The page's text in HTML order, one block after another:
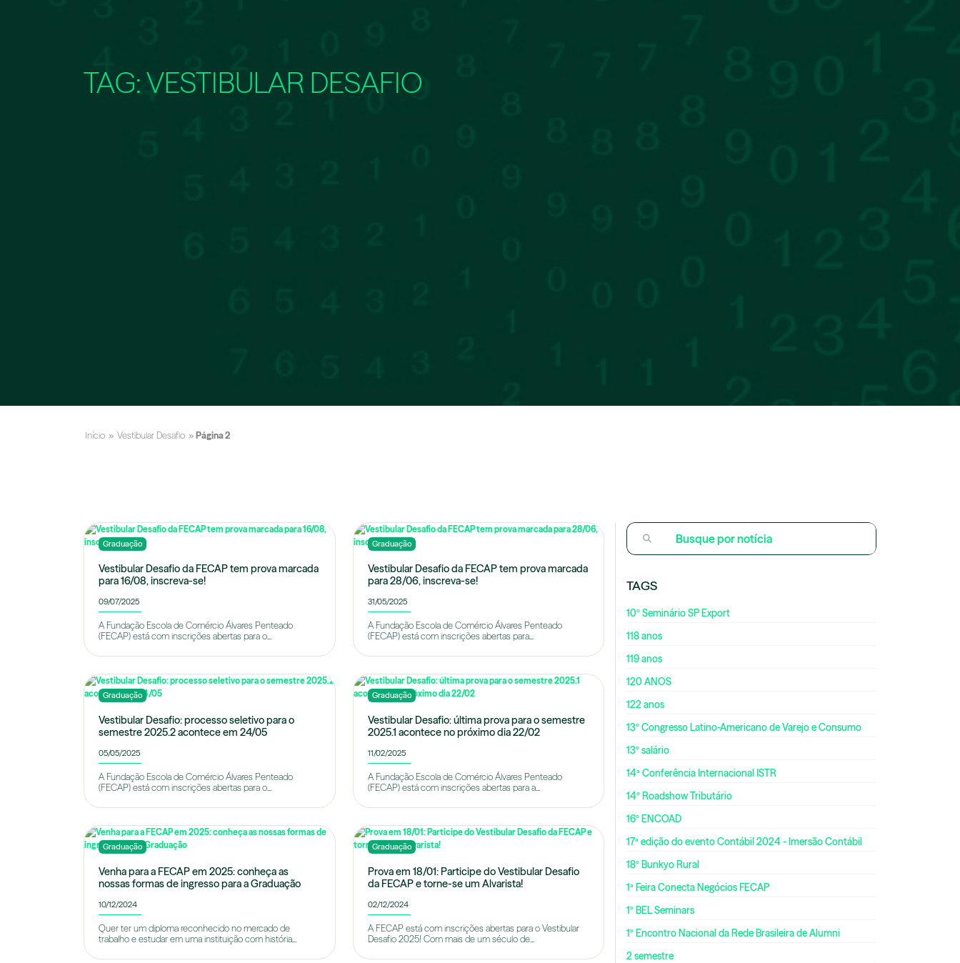
TAG:VESTIBULAR DESAFIO
Início » Vestibular Desafio » Página 2
Graduação
Vestibular Desafio da FECAP tem prova marcada
para 16/08, inscreva-se!
09/07/2025
A Fundação Escola de Comércio Álvares Penteado
(FECAP) está com inscrições abertas para o...
Graduação
Vestibular Desafio da FECAP tem prova marcada
para 28/06, inscreva-se!
31/05/2025
A Fundação Escola de Comércio Álvares Penteado
(FECAP) está com inscrições abertas para...
Graduação
Vestibular Desafio: processo seletivo para o
semestre 2025.2 acontece em 24/05
05/05/2025
A Fundação Escola de Comércio Álvares Penteado
(FECAP) está com inscrições abertas para o...
Graduação
Vestibular Desafio: última prova para o semestre
2025.1 acontece no próximo dia 22/02
11/02/2025
A Fundação Escola de Comércio Álvares Penteado
(FECAP) está com inscrições abertas para a...
Graduação
Venha para a FECAP em 2025: conheça as
nossas formas de ingresso para a Graduação
10/12/2024
Quer ter um diploma reconhecido no mercado de
trabalho e estudar em uma instituição com história...
Graduação
Prova em 18/01: Participe do Vestibular Desafio
da FECAP e torne-se um Alvarista!
02/12/2024
A FECAP está com inscrições abertas para o Vestibular
Desafio 2025! Com mais de um século de...
TAGS
10º Seminário SP Export
118 anos
119 anos
120 ANOS
122 anos
13º Congresso Latino-Americano de Varejo e Consumo
13º salário
14ª Conferência Internacional ISTR
14º Roadshow Tributário
16º ENCOAD
17ª edição do evento Contábil 2024 - Imersão Contábil
18º Bunkyo Rural
1ª Feira Conecta Negócios FECAP
1º BEL Seminars
1º Encontro Nacional da Rede Brasileira de Alumni
2 semestre